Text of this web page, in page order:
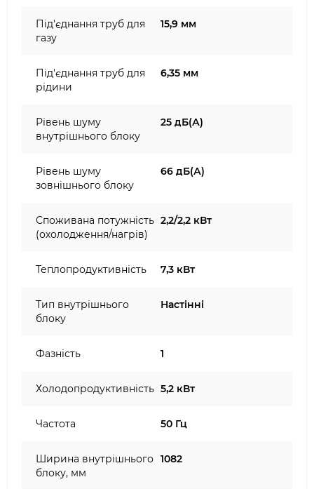
Під'єднання труб для
газу
15,9 мм
Під'єднання труб для
рідини
6,35 мм
Рівень шуму
внутрішнього блоку
25 дБ(А)
Рівень шуму
зовнішнього блоку
66 дБ(А)
Споживана потужність
(охолодження/нагрів)
2,2/2,2 кВт
Теплопродуктивність 7,3 кВт
Тип внутрішнього
блоку
Настінні
Фазність 1
Холодопродуктивність 5,2 кВт
Частота 50 Гц
Ширина внутрішнього
блоку, мм
1082